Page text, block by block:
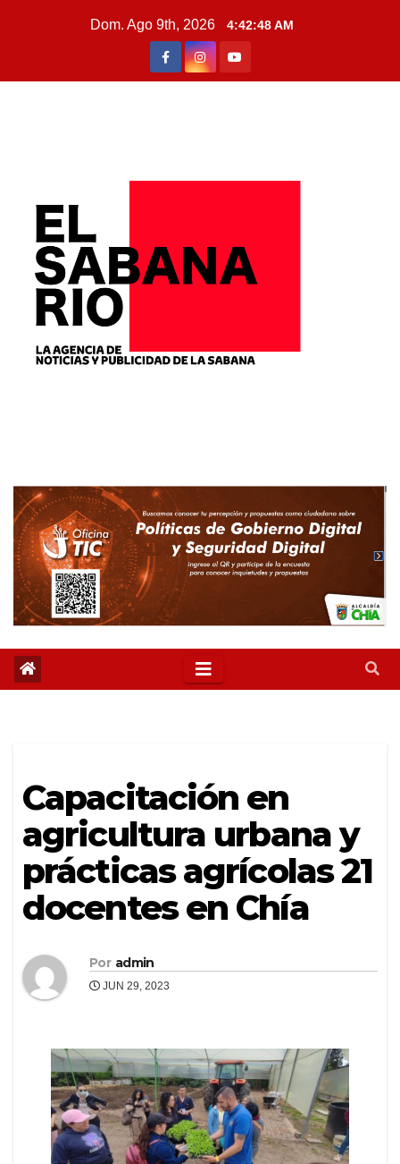
Dom. Ago 9th, 2026 4:42:50 AM
Capacitación en
agricultura urbana y
prácticas agrícolas 21
docentes en Chía
Por admin
JUN 29, 2023